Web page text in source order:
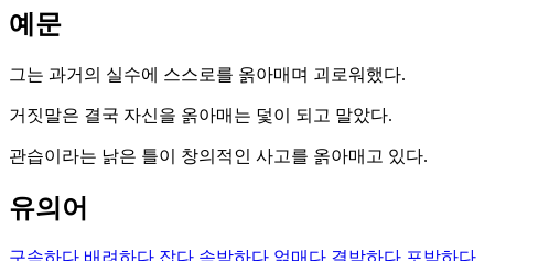
예문
그는 과거의 실수에 스스로를 옭아매며 괴로워했다.
거짓말은 결국 자신을 옭아매는 덫이 되고 말았다.
관습이라는 낡은 틀이 창의적인 사고를 옭아매고 있다.
유의어